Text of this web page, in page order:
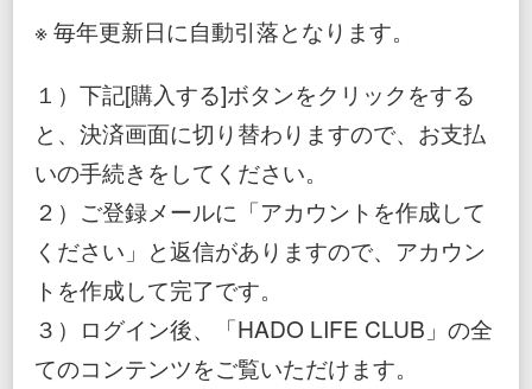
※ 毎年更新日に自動引落となります。
１）下記[購入する]ボタンをクリックをする
と、決済画面に切り替わりますので、お支払
いの手続きをしてください。
２）ご登録メールに「アカウントを作成して
ください」と返信がありますので、アカウン
トを作成して完了です。
３）ログイン後、「HADO LIFE CLUB」の全
てのコンテンツをご覧いただけます。